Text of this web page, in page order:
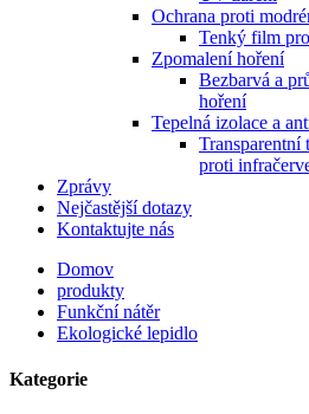
Ochrana proti
Tenký film
Zpomalení hoření
Bezbarvá a
hoření
Tepelná izolace a
proti
Zprávy
Nejčastější dotazy
Kontaktujte nás
Domov
produkty
Funkční nátěr
Ekologické lepidlo
Kategorie